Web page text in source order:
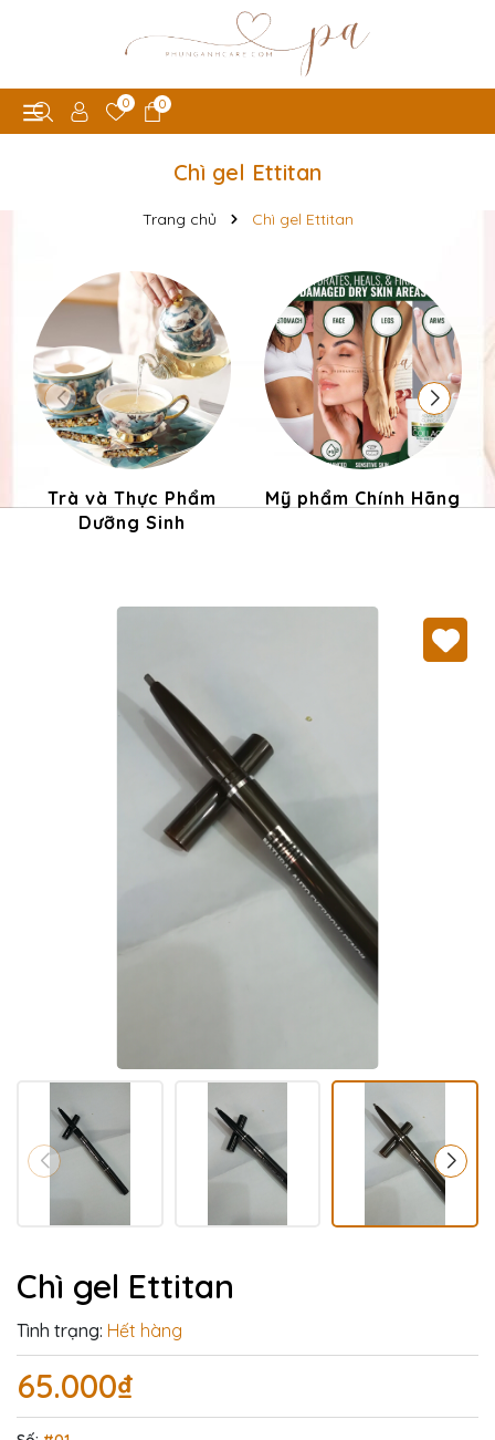
0 0
Chì gel Ettitan
Trang chủ Chì gel Ettitan
Trà và Thực Phẩm
Dưỡng Sinh
Mỹ phẩm Chính Hãng
Chì gel Ettitan
Tình trạng: Hết hàng
65.000₫